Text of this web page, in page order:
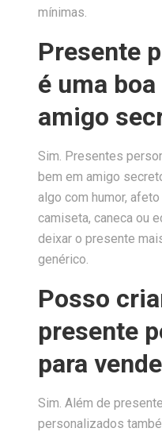
mínimas.
Presente
é uma
amigo
Sim. Presentes
bem em amigo
algo com humor,
camiseta, caneca ou
deixar o presente
genérico.
Posso
presente
para
Sim. Além de
personalizados